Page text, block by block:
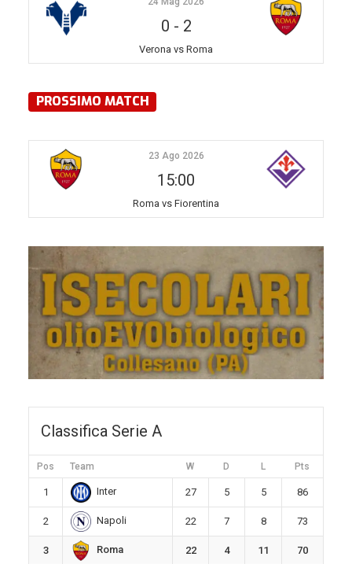
0 - 2
Verona vs Roma
PROSSIMO MATCH
23 Ago 2026
15:00
Roma vs Fiorentina
Classifica Serie A
Pos Team W D L Pts
1 Inter 27 5 5 86
2 Napoli 22 7 8 73
3 Roma 22 4 11 70